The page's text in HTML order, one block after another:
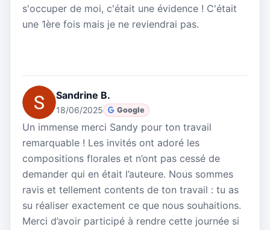
s'occuper de moi, c'était une évidence ! C'était
une 1ère fois mais je ne reviendrai pas.
Sandrine B.
18/06/2025 Google
Un immense merci Sandy pour ton travail
remarquable ! Les invités ont adoré les
compositions florales et n’ont pas cessé de
demander qui en était l’auteure. Nous sommes
ravis et tellement contents de ton travail : tu as
su réaliser exactement ce que nous souhaitions.
Merci d’avoir participé à rendre cette journée si